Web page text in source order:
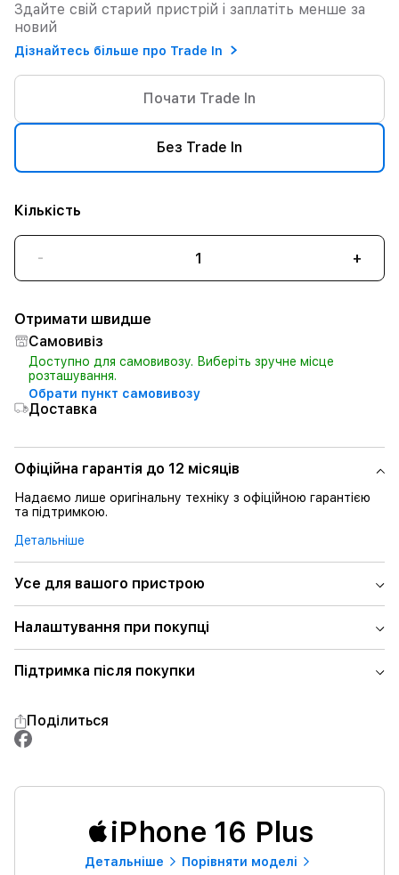
Здайте свій старий пристрій і заплатіть менше за
новий
Дізнайтесь більше про Trade In
Почати Trade In
Без Trade In
Кількість
- +
Отримати швидше
Самовивіз
Доступно для самовивозу. Виберіть зручне місце
розташування.
Обрати пункт самовивозу
Доставка
Офіційна гарантія до 12 місяців
Надаємо лише оригінальну техніку з офіційною гарантією
та підтримкою.
Детальніше
Усе для вашого пристрою
Налаштування при покупці
Підтримка після покупки
Поділиться
iPhone 16 Plus
Детальнiше Порівняти моделі